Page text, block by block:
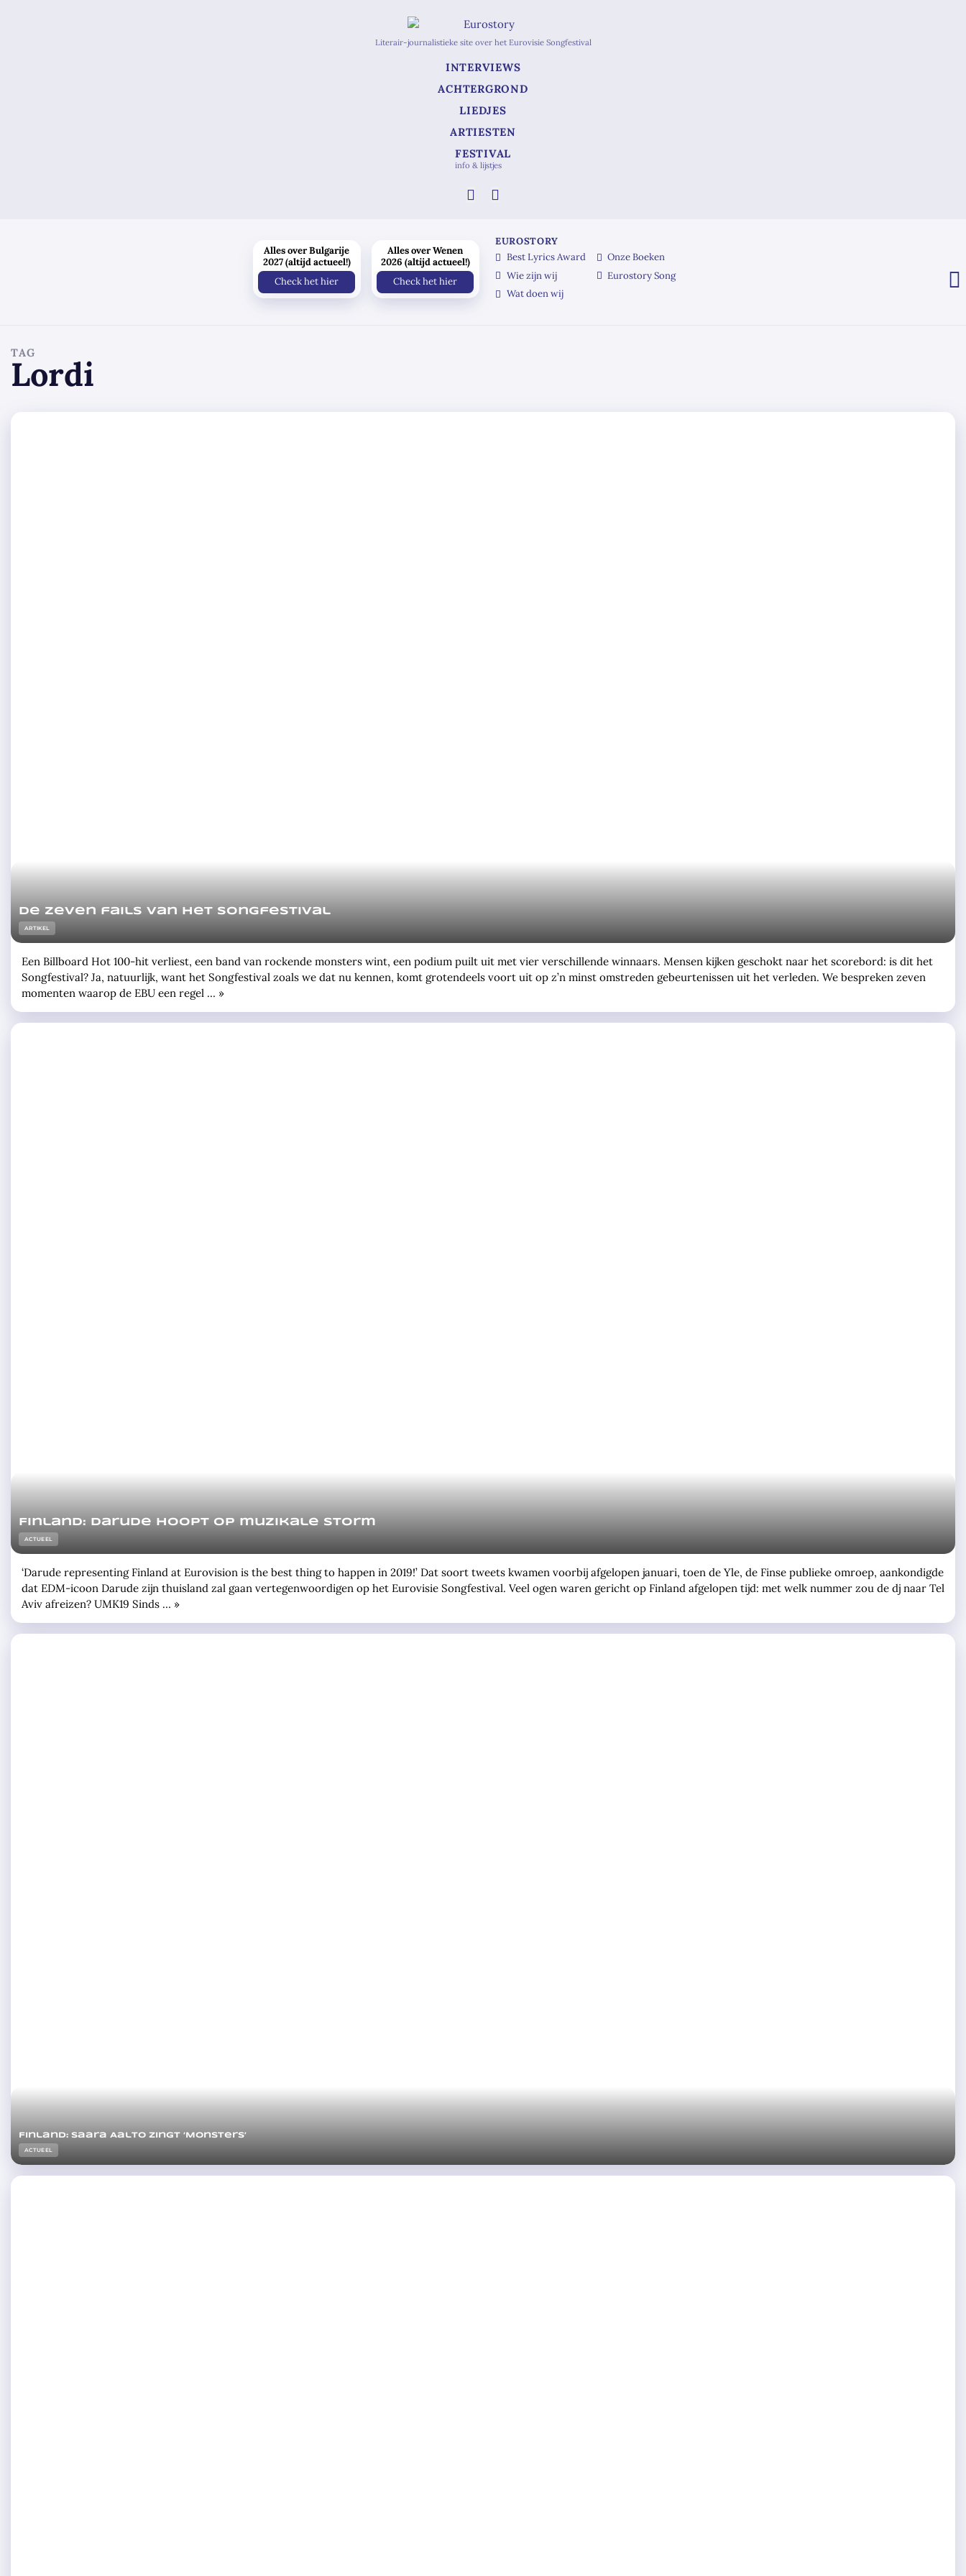
Literair-journalistieke site over het Eurovisie Songfestival
INTERVIEWS
ACHTERGROND
LIEDJES
ARTIESTEN
FESTIVAL
info & lijstjes
TAG
Lordi
De zeven fails van het Songfestival
ARTIKEL
Een Billboard Hot 100-hit verliest, een band van rockende monsters wint, een podium puilt uit met vier verschillende winnaars. Mensen kijken geschokt naar het scorebord: is dit het
Songfestival? Ja, natuurlijk, want het Songfestival zoals we dat nu kennen, komt grotendeels voort uit op z’n minst omstreden gebeurtenissen uit het verleden. We bespreken zeven
momenten waarop de EBU een regel … »
Finland: Darude hoopt op muzikale storm
ACTUEEL
‘Darude representing Finland at Eurovision is the best thing to happen in 2019!’ Dat soort tweets kwamen voorbij afgelopen januari, toen de Yle, de Finse publieke omroep, aankondigde
dat EDM-icoon Darude zijn thuisland zal gaan vertegenwoordigen op het Eurovisie Songfestival. Veel ogen waren gericht op Finland afgelopen tijd: met welk nummer zou de dj naar Tel
Aviv afreizen? UMK19 Sinds … »
Finland: Saara Aalto zingt ‘Monsters’
ACTUEEL
Alles over Bulgarije
2027 (altijd actueel!)
Check het hier
Alles over Wenen
2026 (altijd actueel!)
Check het hier
EUROSTORY
Best Lyrics Award
Wie zijn wij
Wat doen wij
Onze Boeken
Eurostory Song